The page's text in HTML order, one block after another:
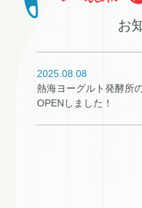
お
2025.08.08
熱海ヨーグルト発酵所
OPENしました！